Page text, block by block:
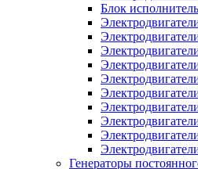
Блок
Генераторы